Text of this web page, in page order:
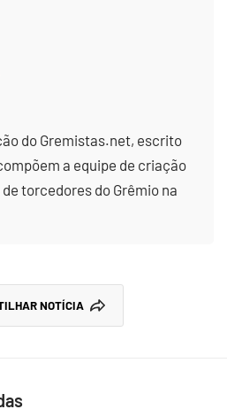
do Gremistas.net, escrito
a equipe de criação
torcedores do Grêmio na
NOTÍCIA